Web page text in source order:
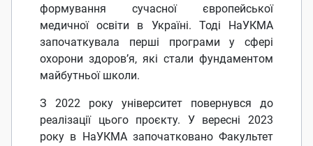
формування сучасної європейської
медичної освіти в Україні. Тоді НаУКМА
започаткувала перші програми у сфері
охорони здоров’я, які стали фундаментом
майбутньої школи.
З 2022 року університет повернувся до
реалізації цього проєкту. У вересні 2023
року в НаУКМА започатковано Факультет